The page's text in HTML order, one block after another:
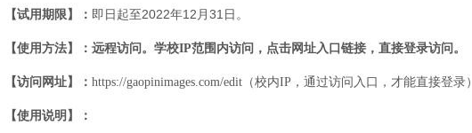
【试用期限】： 即日起至2022年12 月31 日。
【使用方法】：远程访问。学校IP范围内访问，点击网址入口链接，直接登录访问。
【访问网址】： https://gaopinimages.com/edit（校内IP，通过访问入口，才能直接登录）
【使用说明】：